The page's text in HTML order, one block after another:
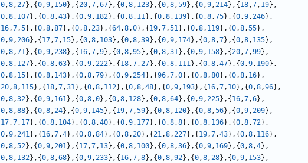
0,8,27},{0,9, 150},{20,7,67},{0,8, 123},{0,8,59},{0,9,214},{ 18,7, 19},
0,8, 107},{0,8,43},{0,9, 182},{0,8, 11},{0,8, 139},{0,8,75},{0,9,246},
16,7,5},{0,8,87},{0,8,23},{64,8,0},{ 19,7,51},{0,8, 119},{0,8,55},
0,9,206},{ 17,7, 15},{0,8, 103},{0,8,39},{0,9, 174},{0,8,7},{0,8, 135},
0,8,71},{0,9,238},{ 16,7,9},{0,8,95},{0,8,31},{0,9, 158},{20,7,99},
0,8, 127},{0,8,63},{0,9,222},{ 18,7,27},{0,8, 111},{0,8,47},{0,9, 190},
0,8, 15},{0,8, 143},{0,8,79},{0,9,254},{96,7,0},{0,8,80},{0,8, 16},
20,8, 115},{ 18,7,31},{0,8, 112},{0,8,48},{0,9, 193},{ 16,7, 10},{0,8,96},
0,8,32},{0,9, 161},{0,8,0},{0,8, 128},{0,8,64},{0,9,225},{ 16,7,6},
0,8,88},{0,8,24},{0,9, 145},{ 19,7,59},{0,8, 120},{0,8,56},{0,9,209},
17,7, 17},{0,8, 104},{0,8,40},{0,9, 177},{0,8,8},{0,8, 136},{0,8,72},
0,9,241},{ 16,7,4},{0,8,84},{0,8,20},{21,8,227},{ 19,7,43},{0,8, 116},
0,8,52},{0,9,201},{ 17,7, 13},{0,8, 100},{0,8,36},{0,9, 169},{0,8,4},
0,8, 132},{0,8,68},{0,9,233},{ 16,7,8},{0,8,92},{0,8,28},{0,9, 153},